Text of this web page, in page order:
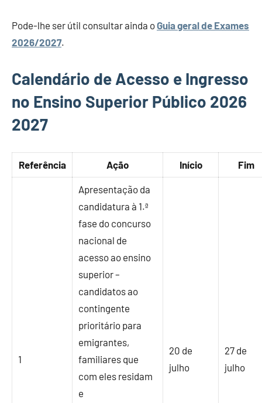
Pode-lhe ser útil consultar ainda oGuia geral de Exames
2026/2027.
Calendário de Acesso e Ingresso
no Ensino Superior Público 2026
2027
Referência Ação Início Fim
1
Apresentação da
candidatura à 1.ª
fase do concurso
nacional de
acesso ao ensino
superior –
candidatos ao
contingente
prioritário para
emigrantes,
familiares que
com eles residam
e
20 de
julho
27 de
julho